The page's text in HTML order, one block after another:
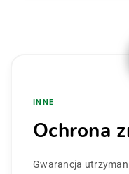
INNE
Ochrona
Gwarancja